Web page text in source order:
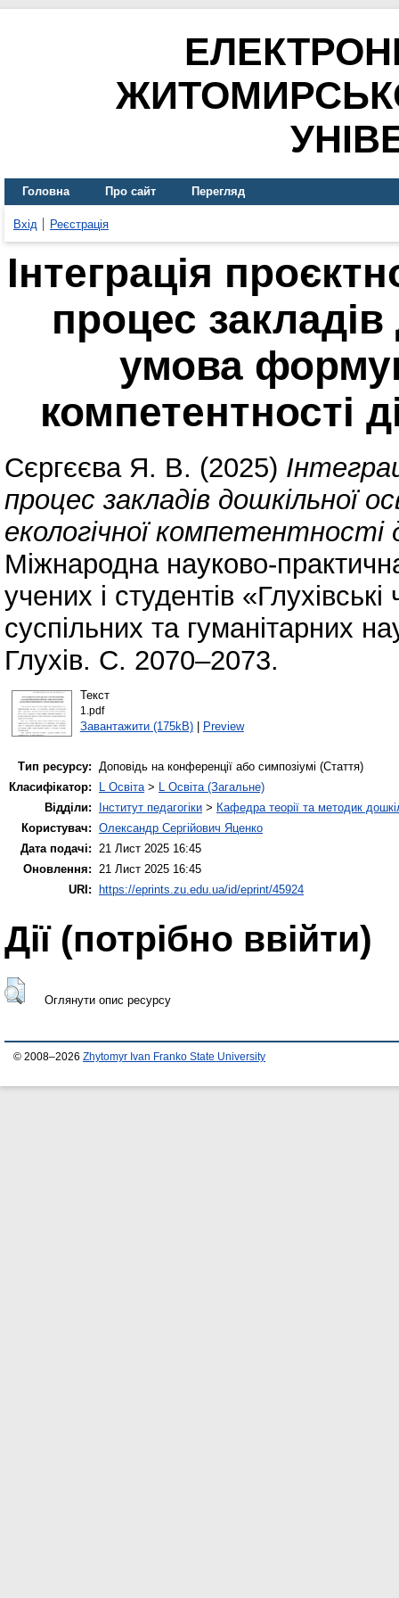
Головна Про сайт Перегляд
Вхід Реєстрація
Інтеграція
процес закладів
умова
компетентності
Сєргєєва Я. В. (2025)
процес закладів дошкільної
екологічної компетентності
Міжнародна науково-
учених і студентів
суспільних та гуманітарних
Глухів. С. 2070–2073.
Текст
1.pdf
Завантажити (175kB)| Preview
Тип ресурсу: Доповідь на конференції або симпозіумі (Стаття)
Класифікатор:
L Освіта> L Освіта (Загальне)
Відділи:
Інститут педагогіки > Кафедра теорії та методик
Користувач: Олександр Сергійович Яценко
Дата подачі: 21 Лист 2025 16:45
Оновлення: 21 Лист 2025 16:45
URI:
https://eprints.zu.edu.ua/id/eprint/45924
Дії ​​(потрібно ввійти)
Оглянути опис ресурсу
© 2008–2026 Zhytomyr Ivan Franko State University